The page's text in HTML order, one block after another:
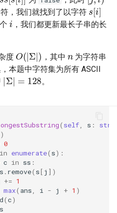
，我们就找到了以字符
s[i]
i
，我们都更新最长子串的长
度
O (|Σ|)
，其中 为字符串
本题中字符集为所有 ASCII
|Σ|=128
。
( self, s : str
0
in enumerate( s):
c in ss :
. remove( s [ j ])
+= 1
max( ans, i - j + 1 )
(c)